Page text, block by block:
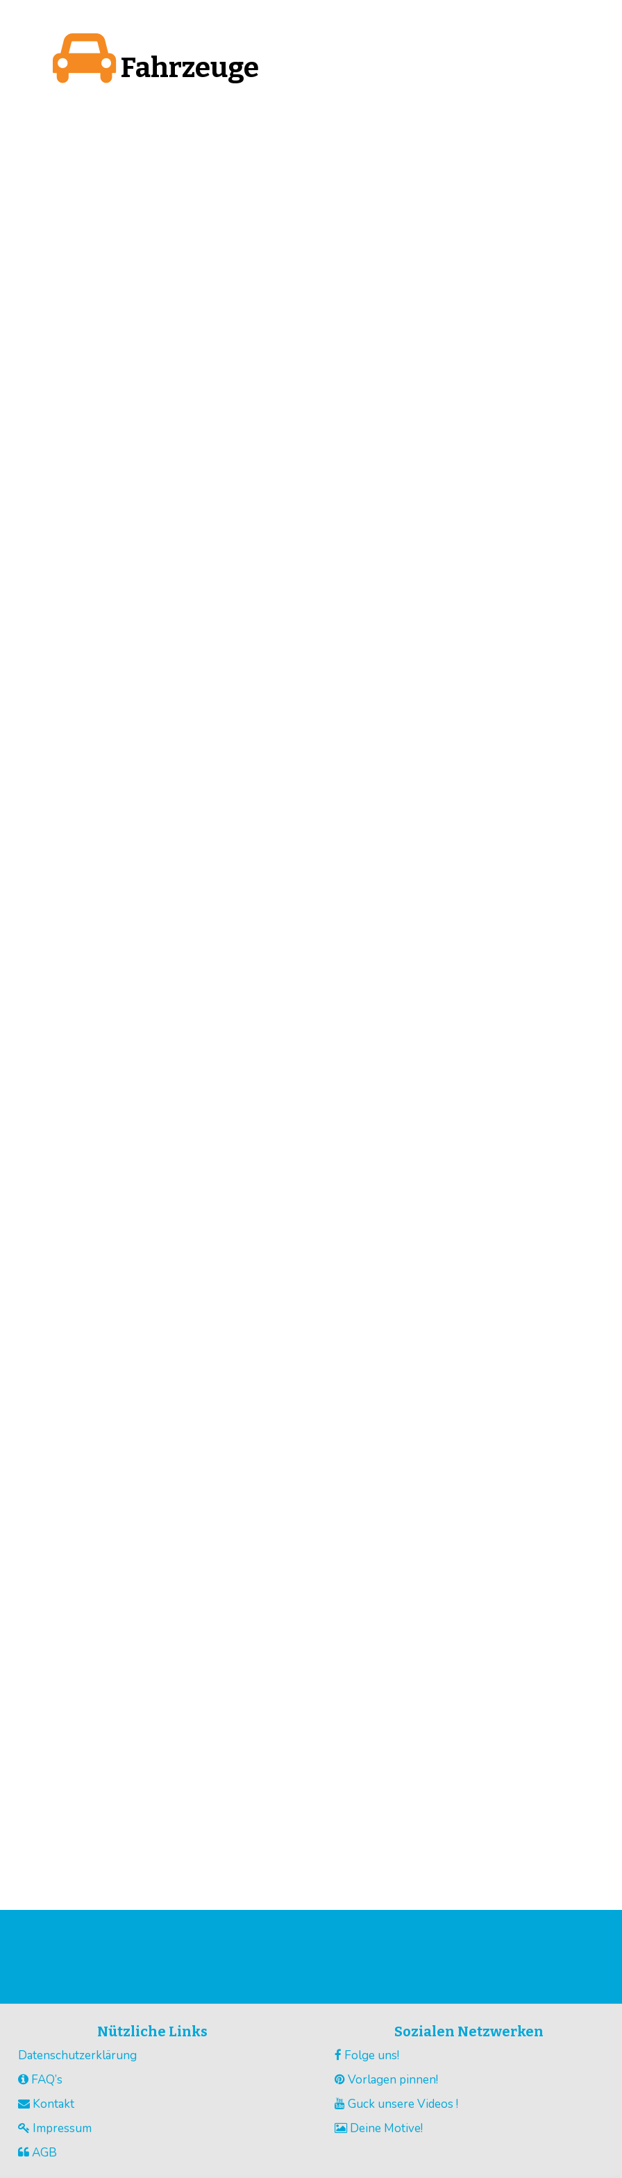
Fahrzeuge
Nützliche Links
Datenschutzerklärung
FAQ’s
Kontakt
Impressum
AGB
Sozialen Netzwerken
Folge uns!
Vorlagen pinnen!
Guck unsere Videos !
Deine Motive!